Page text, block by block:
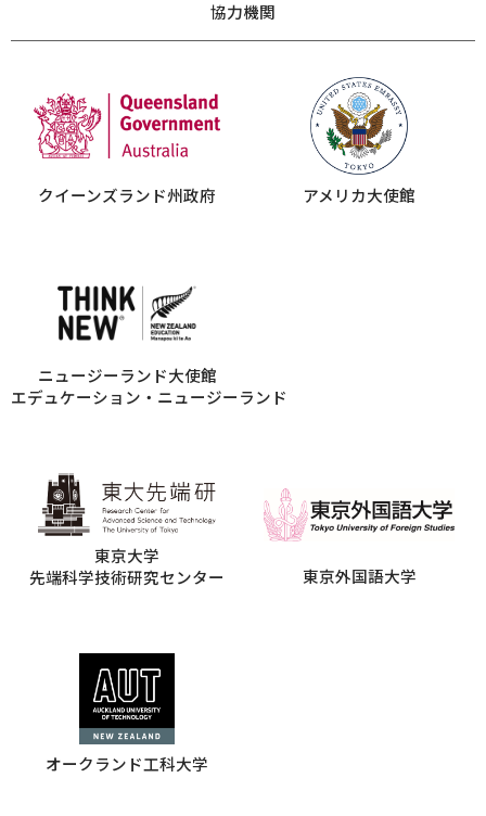
協力機関
クイーンズランド州政府 アメリカ大使館
ニュージーランド大使館
エデュケーション・ニュージーランド
東京大学
先端科学技術研究センター
東京外国語大学
オークランド工科大学